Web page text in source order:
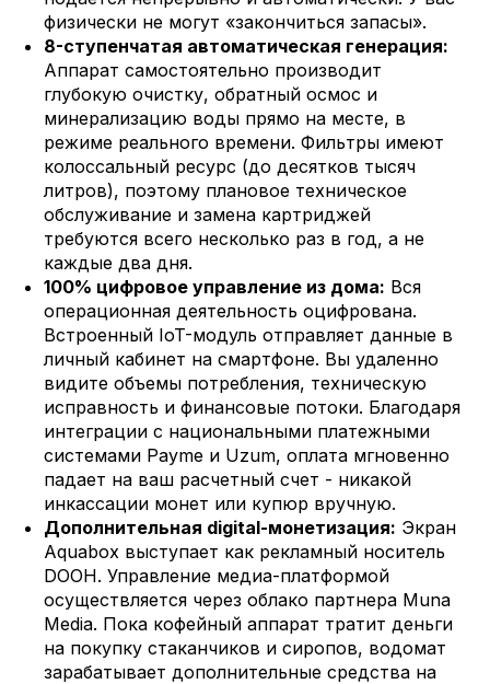
физически не могут «закончиться запасы».
8-ступенчатая автоматическая генерация:
Аппарат самостоятельно производит
глубокую очистку, обратный осмос и
минерализацию воды прямо на месте, в
режиме реального времени. Фильтры имеют
колоссальный ресурс (до десятков тысяч
литров), поэтому плановое техническое
обслуживание и замена картриджей
требуются всего несколько раз в год, а не
каждые два дня.
100% цифровое управление из дома: Вся
операционная деятельность оцифрована.
Встроенный IoT-модуль отправляет данные в
личный кабинет на смартфоне. Вы удаленно
видите объемы потребления, техническую
исправность и финансовые потоки. Благодаря
интеграции с национальными платежными
системами Payme и Uzum, оплата мгновенно
падает на ваш расчетный счет - никакой
инкассации монет или купюр вручную.
Дополнительная digital-монетизация: Экран
Aquabox выступает как рекламный носитель
DOOH. Управление медиа-платформой
осуществляется через облако партнера Muna
Media. Пока кофейный аппарат тратит деньги
на покупку стаканчиков и сиропов, водомат
зарабатывает дополнительные средства на